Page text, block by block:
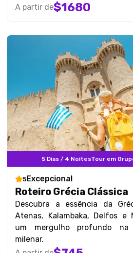
A partir de$1680
5 Dias / 4 NoitesTour em
5Excepcional
Roteiro Grécia Clássica
Descubra a essência da
Atenas, Kalambaka, Delfos e
um mergulho profundo na
milenar.